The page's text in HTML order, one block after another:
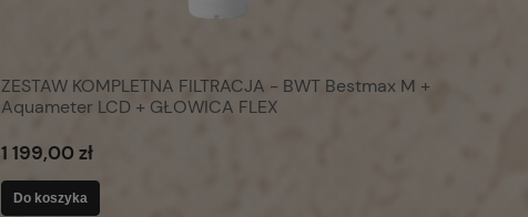
ZESTAW KOMPLETNA FILTRACJA - BWT Bestmax M +
Aquameter LCD + GŁOWICA FLEX
1 199,00 zł
Do koszyka